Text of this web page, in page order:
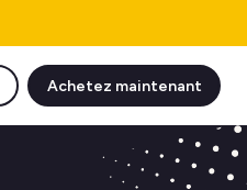
Achetez maintenant